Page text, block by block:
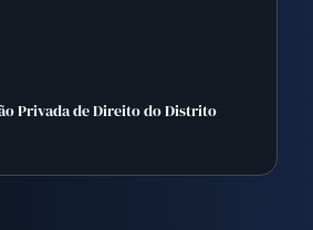
Privada de Direito do Distrito